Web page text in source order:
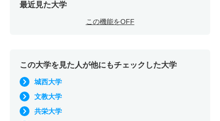
最近見た大学
この機能をOFF
この大学を見た人が他にもチェックした大学
城西大学
文教大学
共栄大学